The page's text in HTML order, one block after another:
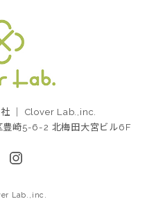
｜ Clover Lab.,inc.
崎5-6-2 北梅田大宮ビル6F
Lab.,inc.